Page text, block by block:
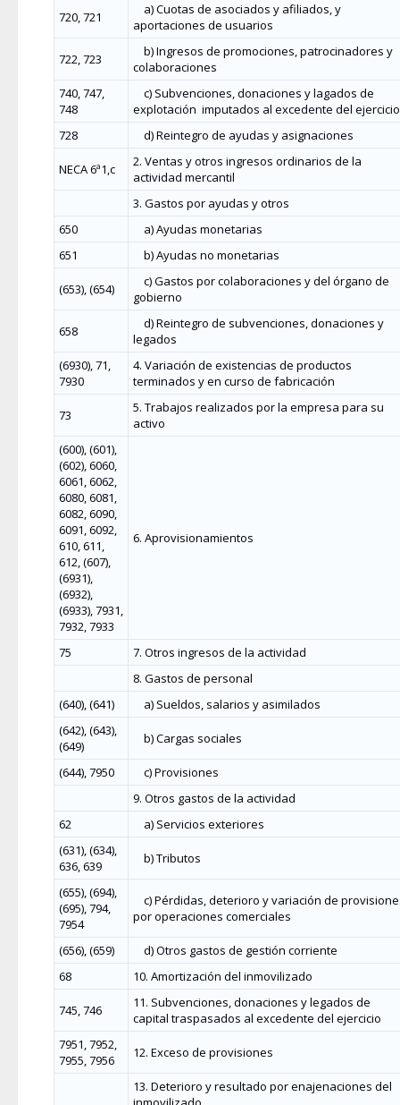
720, 721
a) Cuotas de asociados y afiliados, y
aportaciones de usuarios
722, 723
b) Ingresos de promociones, patrocinadores y
colaboraciones
740, 747,
748
c) Subvenciones, donaciones y lagados de
explotación imputados al excedente del ejercicio
728
d) Reintegro de ayudas y asignaciones
NECA 6ª1,c
2. Ventas y otros ingresos ordinarios de la
actividad mercantil
3. Gastos por ayudas y otros
650
a) Ayudas monetarias
651
b) Ayudas no monetarias
(653), (654)
c) Gastos por colaboraciones y del órgano de
gobierno
658
d) Reintegro de subvenciones, donaciones y
legados
(6930), 71,
7930
4. Variación de existencias de productos
terminados y en curso de fabricación
73
5. Trabajos realizados por la empresa para su
activo
(600), (601),
(602), 6060,
6061, 6062,
6080, 6081,
6082, 6090,
6091, 6092,
610, 611,
612, (607),
(6931),
(6932),
(6933), 7931,
7932, 7933
6. Aprovisionamientos
75
7. Otros ingresos de la actividad
8. Gastos de personal
(640), (641)
a) Sueldos, salarios y asimilados
(642), (643),
(649)
b) Cargas sociales
(644), 7950
c) Provisiones
9. Otros gastos de la actividad
62
a) Servicios exteriores
(631), (634),
636, 639
b) Tributos
(655), (694),
(695), 794,
7954
c) Pérdidas, deterioro y variación de
por operaciones comerciales
(656), (659)
d) Otros gastos de gestión corriente
68
10. Amortización del inmovilizado
745, 746
11. Subvenciones, donaciones y legados de
capital traspasados al excedente del ejercicio
7951, 7952,
7955, 7956
12. Exceso de provisiones
13. Deterioro y resultado por enajenaciones del